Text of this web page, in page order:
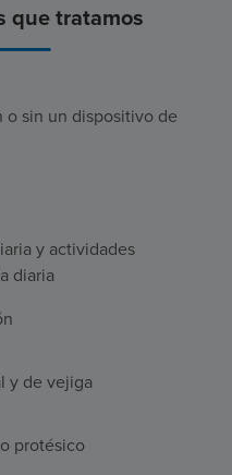
que tratamos
o sin un dispositivo de
y actividades
diaria
y de vejiga
protésico